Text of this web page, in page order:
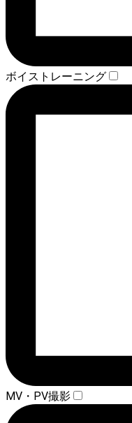
ボイストレーニング
MV・PV撮影